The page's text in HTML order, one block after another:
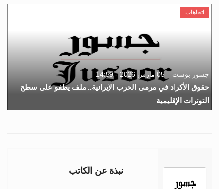
اتجاهات
جسور بوست 05 مارس 2026 - 14:59
حقوق الأكراد في مرمى الحرب الإيرانية.. ملف يطفو على سطح
التوترات الإقليمية
نبذة عن الكاتب